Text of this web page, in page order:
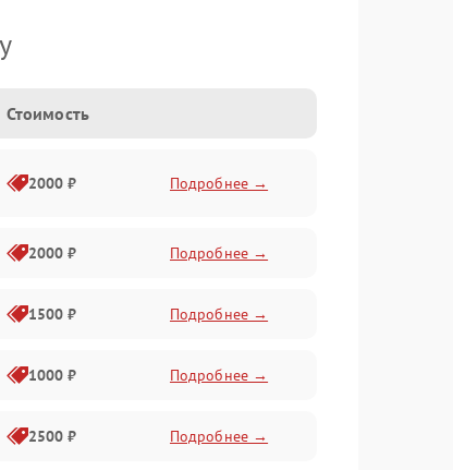
Стоимость
2000 ₽ Подробнее →
2000 ₽ Подробнее →
1500 ₽ Подробнее →
1000 ₽ Подробнее →
2500 ₽ Подробнее →